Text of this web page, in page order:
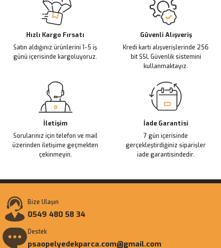
Hızlı Kargo Fırsatı
Satın aldığınız ürünlerini 1-5 iş
günü içerisinde kargoluyoruz.
Güvenli Alışveriş
Kredi kartı alışverişlerinde 256
bit SSL Güvenlik sistemini
kullanmaktayız.
İletişim
Sorularınız için telefon ve mail
üzerinden iletişime geçmekten
çekinmeyin.
İade Garantisi
7 gün içerisinde
gerçekleştirdiğiniz siparişler
iade garantisindedir.
Bize Ulaşın
0549 480 58 34
Destek
psaopelyedekparca.com@gmail.com